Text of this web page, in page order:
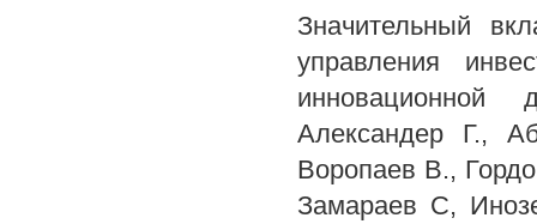
Значительный
управления
инновационной
Александер Г.,
Воропаев В.,
Замараев С,